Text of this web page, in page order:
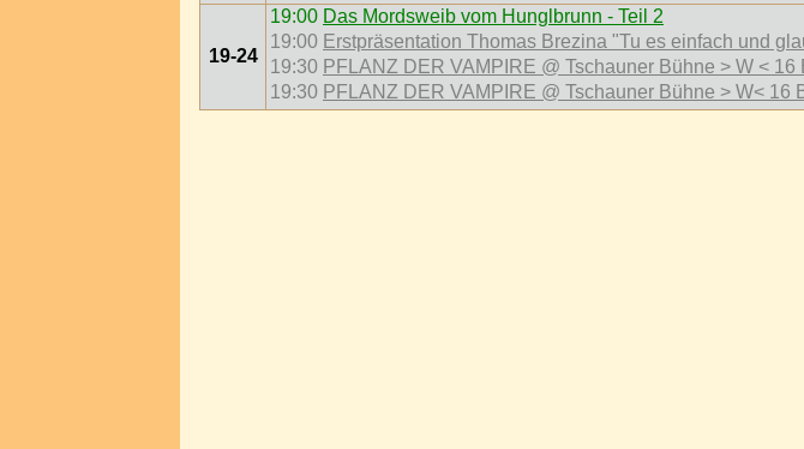
19-24
19:00 Das Mordsweib vom Hunglbrunn - Teil 2
19:00 Erstpräsentation Thomas Brezina "Tu es einfach und
19:30 PFLANZ DER VAMPIRE @ Tschauner Bühne > W < 16
19:30 PFLANZ DER VAMPIRE @ Tschauner Bühne > W< 16